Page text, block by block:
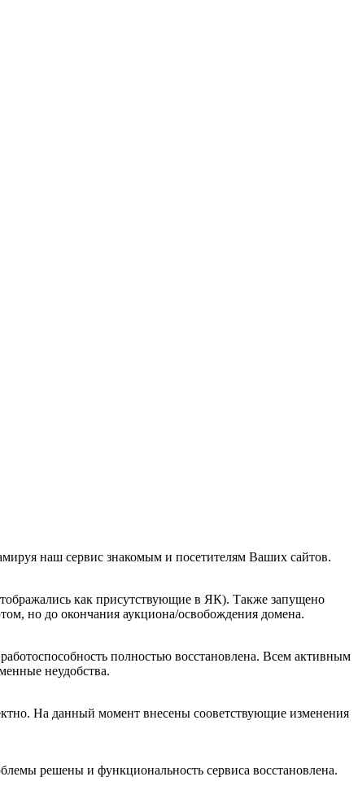
наш сервис знакомым и посетителям Ваших сайтов.
как присутствующие в ЯК). Также запущено
но до окончания аукциона/освобождения домена.
полностью восстановлена. Всем активным
неудобства.
На данный момент внесены сооветствующие изменения
решены и функциональность сервиса восстановлена.